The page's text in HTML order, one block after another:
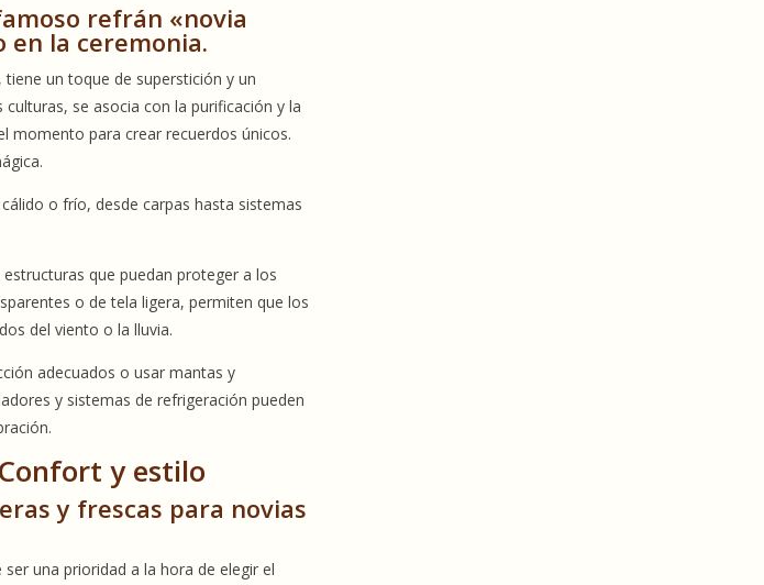
refrán «novia
en la ceremonia.
un toque de superstición y un
se asocia con la purificación y la
momento para crear recuerdos únicos.
o frío, desde carpas hasta sistemas
que puedan proteger a los
o de tela ligera, permiten que los
del viento o la lluvia.
adecuados o usar mantas y
y sistemas de refrigeración pueden
y estilo
y frescas para novias
una prioridad a la hora de elegir el